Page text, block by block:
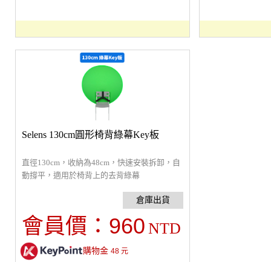
Selens 130cm圓形椅背綠幕Key板
直徑130cm，收納為48cm，快速安裝拆卸，自
動撐平，適用於椅背上的去背綠幕
會員價： 960 NTD
購物金 48元